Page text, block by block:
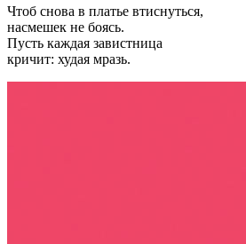
Чтоб снова в платье втиснуться,
насмешек не боясь.
Пусть каждая завистница
кричит: худая мразь.